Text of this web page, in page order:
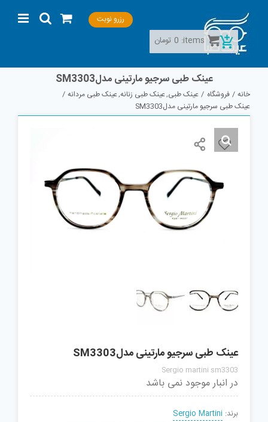
content
رزرو نوبت
عینک طبی سرجیو مارتینی مدلSM3303
خانه فروشگاه عینک طبی عینک طبی زنانه عینک طبی مردانه
عینک طبی سرجیو مارتینی مدلSM3303
عینک طبی سرجیو مارتینی مدلSM3303
Sergio martini sm3303
در انبار موجود نمی باشد
برند: Sergio Martini
items:
0 تومان